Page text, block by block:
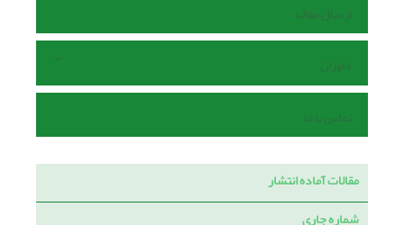
ارسال مقاله
داوران
تماس با ما
مقالات آماده انتشار
شماره جاری